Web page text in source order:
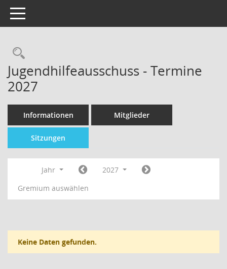
Toggle navigation
Jugendhilfeausschuss - Termine
2027
Informationen Mitglieder
Sitzungen
Jahr
2027
Gremium auswählen
Keine Daten gefunden.